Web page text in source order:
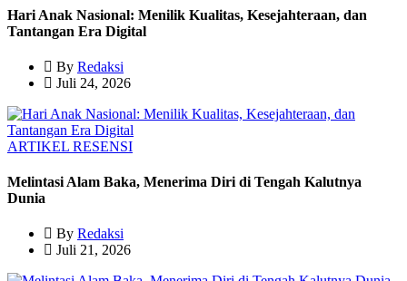
Hari Anak Nasional: Menilik Kualitas, Kesejahteraan, dan
Tantangan Era Digital
By Redaksi
Juli 24, 2026
ARTIKEL RESENSI
Melintasi Alam Baka, Menerima Diri di Tengah Kalutnya
Dunia
By Redaksi
Juli 21, 2026